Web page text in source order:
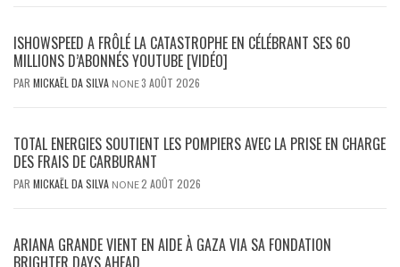
ISHOWSPEED A FRÔLÉ LA CATASTROPHE EN CÉLÉBRANT SES 60
MILLIONS D’ABONNÉS YOUTUBE [VIDÉO]
PAR MICKAËL DA SILVA NONE3 AOÛT 2026
TOTAL ENERGIES SOUTIENT LES POMPIERS AVEC LA PRISE EN CHARGE
DES FRAIS DE CARBURANT
PAR MICKAËL DA SILVA NONE2 AOÛT 2026
ARIANA GRANDE VIENT EN AIDE À GAZA VIA SA FONDATION
BRIGHTER DAYS AHEAD